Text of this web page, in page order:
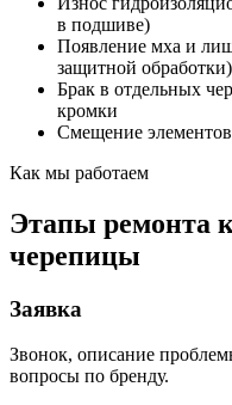
в подшиве)
Появление мха и
защитной обработки)
Брак в отдельных
кромки
Смещение
Как мы работаем
Этапы ремонта
черепицы
Заявка
Звонок, описание
вопросы по бренду.